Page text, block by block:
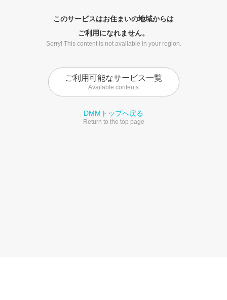
このサービスはお住まいの地域からは
ご利用になれません。
Sorry! This content is not available in your region.
ご利用可能なサービス一覧
Available contents
DMMトップへ戻る
Return to the top page